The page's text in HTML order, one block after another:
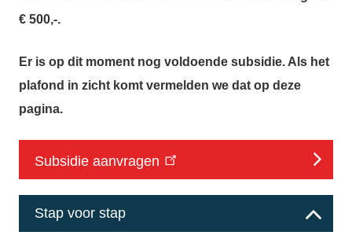
€ 500,-.
Er is op dit moment nog voldoende subsidie. Als het
plafond in zicht komt vermelden we dat op deze
pagina.
Subsidie aanvragen
Stap voor stap